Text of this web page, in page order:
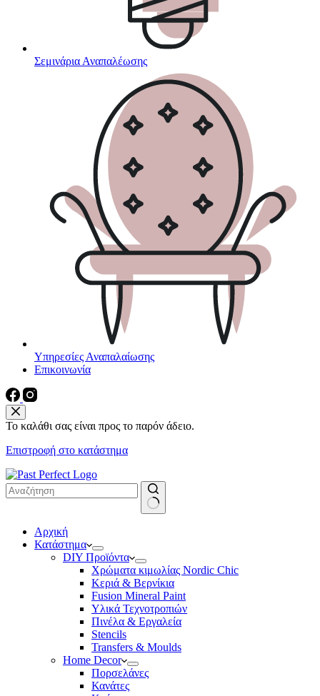
Σεμινάρια Αναπαλέωσης
Υπηρεσίες Αναπαλαίωσης
Επικοινωνία
Το καλάθι σας είναι προς το παρόν άδειο.
Επιστροφή στο κατάστημα
results
Αρχική
Κατάστημα
DIY Προϊόντα
Χρώματα κιμωλίας Nordic Chic
Κεριά & Βερνίκια
Fusion Mineral Paint
Υλικά Τεχνοτροπιών
Πινέλα & Εργαλεία
Stencils
Transfers & Moulds
Home Decor
Πορσελάνες
Κανάτες